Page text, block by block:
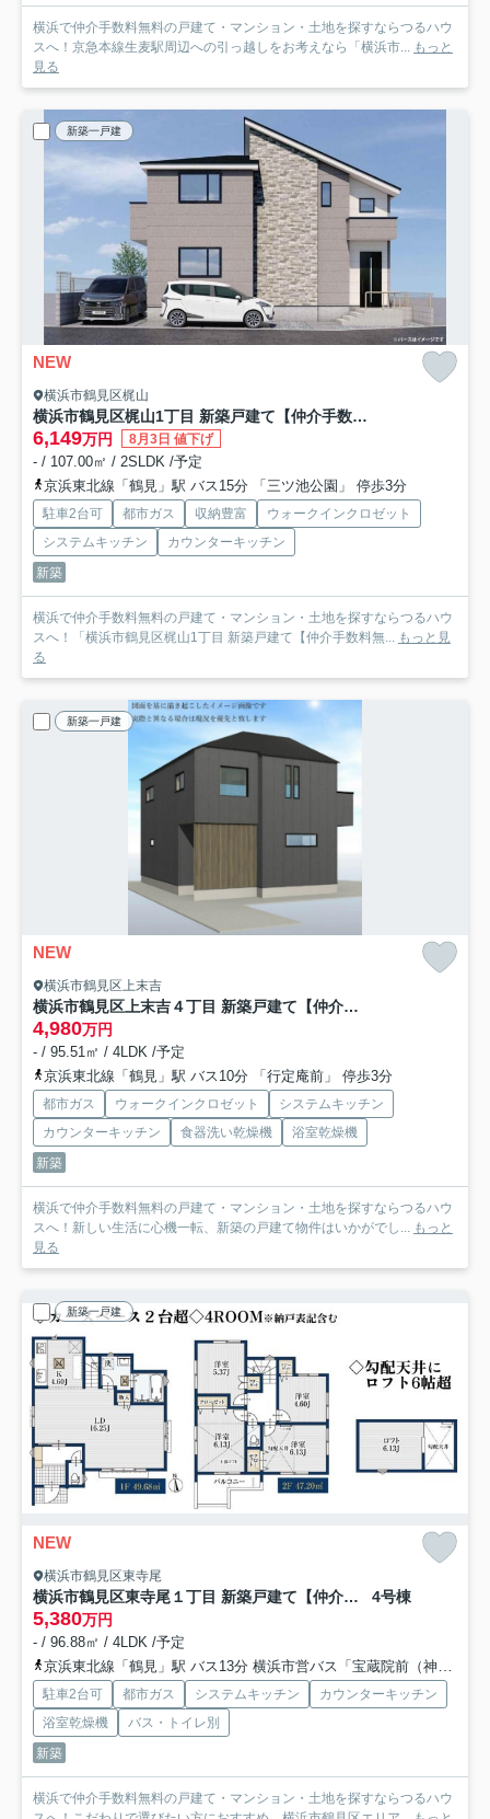
横浜で仲介手数料無料の戸建て・マンション・土地を探すならつるハウ
スへ！京急本線生麦駅周辺への引っ越しをお考えなら「横浜市... もっと
見る
新築一戸建
NEW
横浜市鶴見区梶山
横浜市鶴見区梶山1丁目 新築戸建て【仲介手数料無料】カースペース2台
6,149万円 8月3日 値下げ
- / 107.00㎡ / 2SLDK /予定
京浜東北線「鶴見」駅 バス15分 「三ツ池公園」 停歩3分
駐車2台可 都市ガス 収納豊富
ウォークインクロゼット
システムキッチン
カウンターキッチン
新築
横浜で仲介手数料無料の戸建て・マンション・土地を探すならつるハウ
スへ！「横浜市鶴見区梶山1丁目 新築戸建て【仲介手数料無... もっと見
る
新築一戸建
NEW
横浜市鶴見区上末吉
横浜市鶴見区上末吉４丁目 新築戸建て【仲介手数料無料】
4,980万円
- / 95.51㎡ / 4LDK /予定
京浜東北線「鶴見」駅 バス10分 「行定庵前」 停歩3分
都市ガス ウォークインクロゼット
システムキッチン
カウンターキッチン
食器洗い乾燥機
浴室乾燥機
新築
横浜で仲介手数料無料の戸建て・マンション・土地を探すならつるハウ
スへ！新しい生活に心機一転、新築の戸建て物件はいかがでし... もっと
見る
新築一戸建
NEW
横浜市鶴見区東寺尾
横浜市鶴見区東寺尾１丁目 新築戸建て【仲介手数料無料】カースペース2台 4号棟
5,380万円
- / 96.88㎡ / 4LDK /予定
京浜東北線「鶴見」駅 バス13分 横浜市営バス「宝蔵院前（神奈川県）」 停歩2分
駐車2台可 都市ガス システムキッチン
カウンターキッチン
浴室乾燥機
バス・トイレ別
新築
横浜で仲介手数料無料の戸建て・マンション・土地を探すならつるハウ